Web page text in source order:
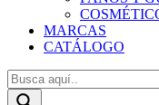
MARCAS
CATÁLOGO